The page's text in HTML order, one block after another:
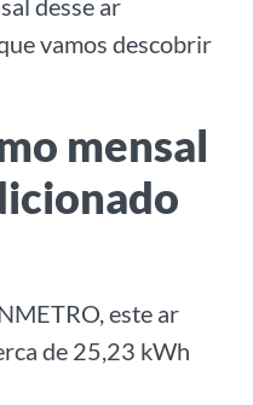
desse ar
vamos descobrir
mensal
este ar
de 25,23 kWh